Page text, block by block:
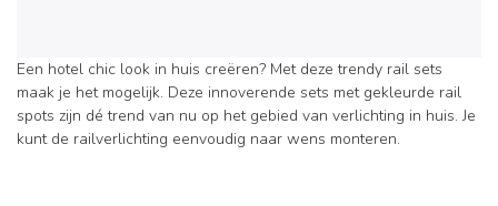
Een hotel chic look in huis creëren? Met deze trendy rail sets
maak je het mogelijk. Deze innoverende sets met gekleurde rail
spots zijn dé trend van nu op het gebied van verlichting in huis. Je
kunt de railverlichting eenvoudig naar wens monteren.